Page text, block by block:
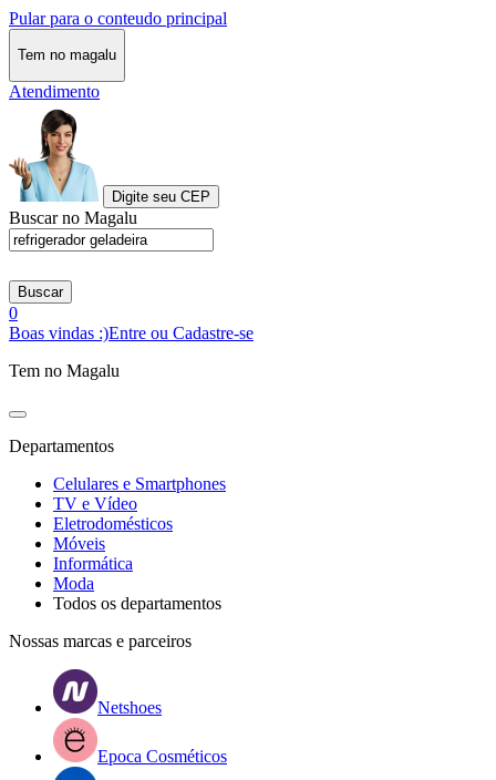
Pular para o conteudo principal
Tem no magalu
Atendimento
Digite seu CEP
Buscar no Magalu
Buscar
0
Boas vindas :)Entre ou Cadastre-se
Tem no Magalu
Departamentos
Celulares e Smartphones
TV e Vídeo
Eletrodomésticos
Móveis
Informática
Moda
Todos os departamentos
Nossas marcas e parceiros
Netshoes
Epoca Cosméticos